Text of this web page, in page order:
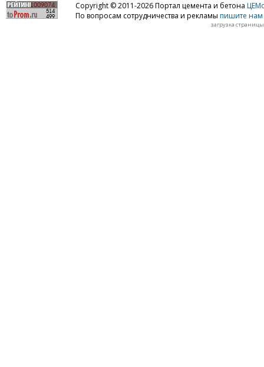
Copyright © 2011-2026 Портал цемента и бетона
По вопросам сотрудничества и рекламы пишите нам
загрузка